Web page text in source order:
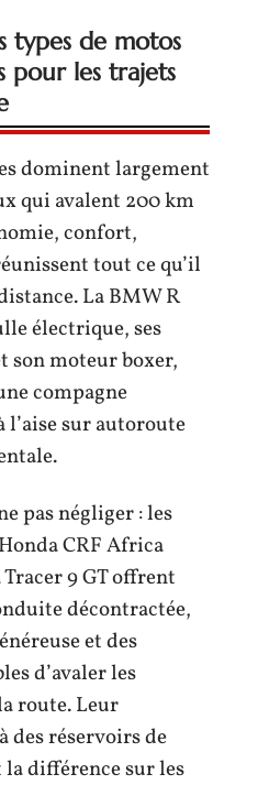
types de motos
pour les trajets
dominent largement
qui avalent 200 km
confort,
tout ce qu’il
La BMW R
électrique, ses
son moteur boxer,
compagne
sur autoroute
pas négliger : les
CRF Africa
9 GT offrent
décontractée,
et des
d’avaler les
route. Leur
des réservoirs de
différence sur les